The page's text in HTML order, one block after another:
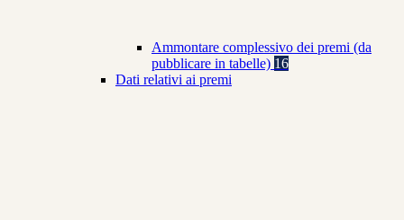
Ammontare complessivo dei premi (da
pubblicare in tabelle) 16
Dati relativi ai premi